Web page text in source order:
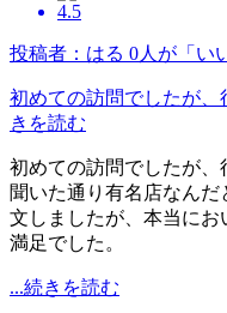
4.5
投稿者：はる 0人が「い
初めての訪問でしたが
きを読む
初めての訪問でしたが、
聞いた通り有名店なん
文しましたが、本当に
満足でした。
...続きを読む